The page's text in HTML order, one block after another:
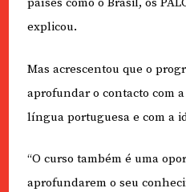
explicou.
Mas acrescentou que o
aprofundar o contacto com
língua portuguesa e com a
“O curso também é uma
aprofundarem o seu